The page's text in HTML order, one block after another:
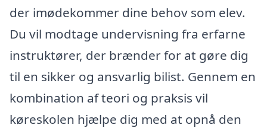
der imødekommer dine behov som elev.
Du vil modtage undervisning fra erfarne
instruktører, der brænder for at gøre dig
til en sikker og ansvarlig bilist. Gennem en
kombination af teori og praksis vil
køreskolen hjælpe dig med at opnå den